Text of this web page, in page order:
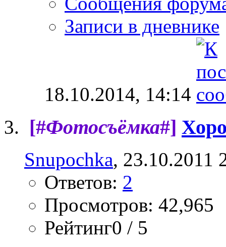
Записи в дневнике
18.10.2014, 14:14
[#Фотосъёмка#]
Snupochka, 23.10.2011
Ответов: 2
Просмотров: 42,965
Рейтинг0 / 5